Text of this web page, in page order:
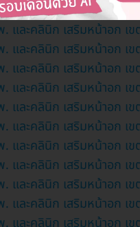
. และคลินิก เสริมหน้าอก เ
. และคลินิก เสริมหน้าอก เ
และคลินิก เสริมหน้าอก เข
. และคลินิก เสริมหน้าอก เ
. และคลินิก เสริมหน้าอก เ
และคลินิก เสริมหน้าอก เข
และคลินิก เสริมหน้าอก เ
และคลินิก เสริมหน้าอก เข
. และคลินิก เสริมหน้าอก เ
. และคลินิก เสริมหน้าอก เ
. และคลินิก เสริมหน้าอก เ
. และคลินิก เสริมหน้าอก เ